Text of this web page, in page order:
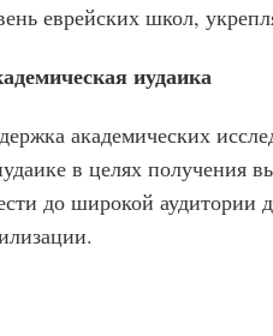
еврейских школ,
иудаика
академических
в целях получения
до широкой аудитории